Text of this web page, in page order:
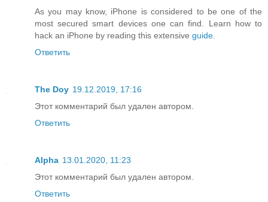
As you may know, iPhone is considered to be one of the
most secured smart devices one can find. Learn how to
hack an iPhone by reading this extensive guide
Ответить
The Doy 19.12.2019, 17:16
Этот комментарий был удален автором.
Ответить
Alpha 13.01.2020, 11:23
Этот комментарий был удален автором.
Ответить